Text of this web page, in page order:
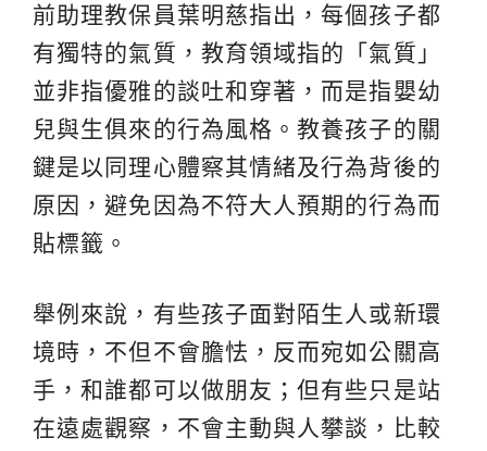
前助理教保員葉明慈指出，每個孩子都
有獨特的氣質，教育領域指的「氣質」
並非指優雅的談吐和穿著，而是指嬰幼
兒與生俱來的行為風格。教養孩子的關
鍵是以同理心體察其情緒及行為背後的
原因，避免因為不符大人預期的行為而
貼標籤。
舉例來說，有些孩子面對陌生人或新環
境時，不但不會膽怯，反而宛如公關高
手，和誰都可以做朋友；但有些只是站
在遠處觀察，不會主動與人攀談，比較